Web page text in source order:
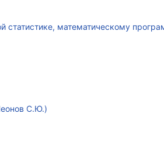
статистике, математическому
С.Ю.)